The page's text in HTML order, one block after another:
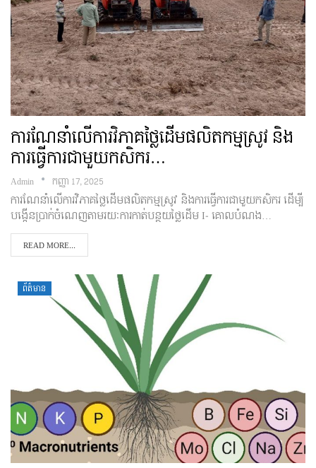
ការណែនាំលើការវិភាគថ្លៃដើមផលិតកម្មស្រូវ និង
ការធ្វើការជាមួយកសិករ…
Admin កញ្ញា 17, 2025
ការណែនាំលើការវិភាគថ្លៃដើមផលិតកម្មស្រូវ និងការធ្វើការជាមួយកសិករ ដើម្បី
បង្កើនប្រាក់ចំណេញតាមរយៈការកាត់បន្ថយថ្លៃដើម I- គោលបំណង…
READ MORE...
ព័ត៌មាន